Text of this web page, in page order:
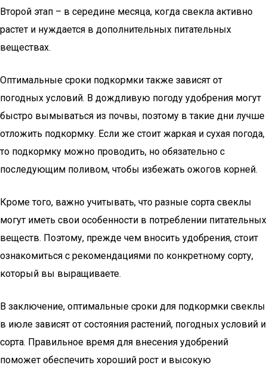
Второй этап – в середине месяца, когда свекла активно
растет и нуждается в дополнительных питательных
веществах.
Оптимальные сроки подкормки также зависят от
погодных условий. В дождливую погоду удобрения могут
быстро вымываться из почвы, поэтому в такие дни лучше
отложить подкормку. Если же стоит жаркая и сухая погода,
то подкормку можно проводить, но обязательно с
последующим поливом, чтобы избежать ожогов корней.
Кроме того, важно учитывать, что разные сорта свеклы
могут иметь свои особенности в потреблении питательных
веществ. Поэтому, прежде чем вносить удобрения, стоит
ознакомиться с рекомендациями по конкретному сорту,
который вы выращиваете.
В заключение, оптимальные сроки для подкормки свеклы
в июле зависят от состояния растений, погодных условий и
сорта. Правильное время для внесения удобрений
поможет обеспечить хороший рост и высокую